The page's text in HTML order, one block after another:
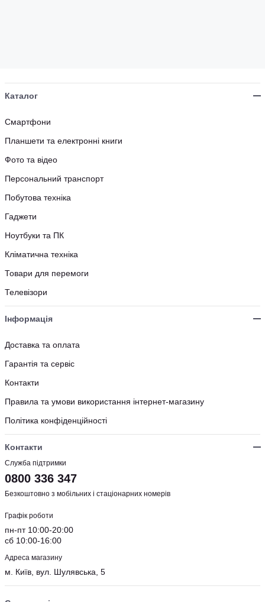
Каталог
Смартфони
Планшети та електронні книги
Фото та відео
Персональний транспорт
Побутова техніка
Гаджети
Ноутбуки та ПК
Кліматична техніка
Товари для перемоги
Телевізори
Інформація
Доставка та оплата
Гарантія та сервіс
Контакти
Правила та умови використання інтернет-магазину
Політика конфіденційності
Контакти
Служба підтримки
0800 336 347
Безкоштовно з мобільних і стаціонарних номерів
Графік роботи
пн-пт 10:00-20:00
сб 10:00-16:00
Адреса магазину
м. Київ, вул. Шулявська, 5